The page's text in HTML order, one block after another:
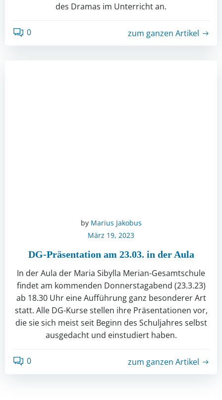
des Dramas im Unterricht an.
0 zum ganzen Artikel
by Marius Jakobus
März 19, 2023
DG-Präsentation am 23.03. in der Aula
In der Aula der Maria Sibylla Merian-Gesamtschule
findet am kommenden Donnerstagabend (23.3.23)
ab 18.30 Uhr eine Aufführung ganz besonderer Art
statt. Alle DG-Kurse stellen ihre Präsentationen vor,
die sie sich meist seit Beginn des Schuljahres selbst
ausgedacht und einstudiert haben.
0 zum ganzen Artikel